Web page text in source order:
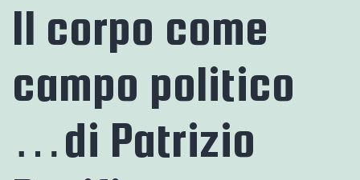
Il corpo come
campo politico
…di Patrizio